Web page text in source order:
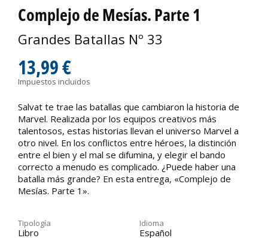
Complejo de Mesías. Parte 1
Grandes Batallas Nº 33
13,99 €
Impuestos incluidos
Salvat te trae las batallas que cambiaron la historia de
Marvel. Realizada por los equipos creativos más
talentosos, estas historias llevan el universo Marvel a
otro nivel. En los conflictos entre héroes, la distinción
entre el bien y el mal se difumina, y elegir el bando
correcto a menudo es complicado. ¿Puede haber una
batalla más grande? En esta entrega, «Complejo de
Mesías. Parte 1».
Tipología
Libro
Idioma
Español